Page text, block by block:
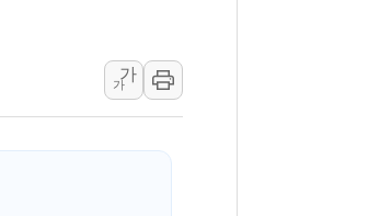
폐기물 수거하다 참변…60대 환경미화원 수거차에 치여
서울 중랑구 주택가서 흉기 난동…60대 남성 2명 숨져
가
가